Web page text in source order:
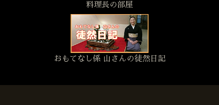
料理長の部屋
おもてなし係 山さんの徒然日記